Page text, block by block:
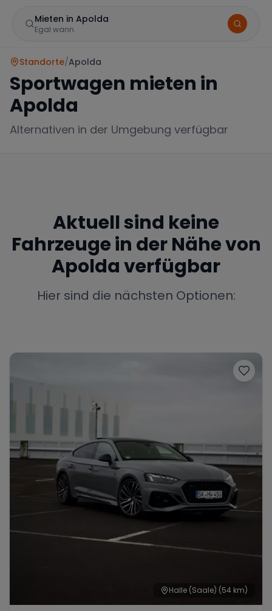
Mieten in Apolda
Egal wann
Mercedes BMW Audi
Bentley Rolls Royce Aston Martin
Bugatti Lotus
Standorte/Apolda
Sportwagen mieten in
Apolda
Alternativen in der Umgebung verfügbar
Aktuell sind keine
Fahrzeuge in der Nähe von
Apoldaverfügbar
Hier sind die nächsten Optionen:
Halle (Saale) (54 km)